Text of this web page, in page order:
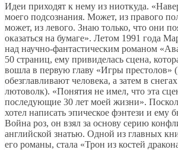
Идеи приходят к нему из ниоткуда.
моего подсознания. Может, из правого
может, из левого. Знаю только, что они
оказаться на бумаге». Летом 1991 года
над научно-фантастическим романом
50 страниц, ему привиделась сцена,
вошла в первую главу «Игры престолов»
обезглавливают человека, а затем в
лютоволк). «Понятия не имел, что эта
последующие 30 лет моей жизни».
хотел написать эпическое фэнтези и ему
Война роз, он взял за основу серию
английской знатью. Одной из главных
его романы, стала «Трон из костей